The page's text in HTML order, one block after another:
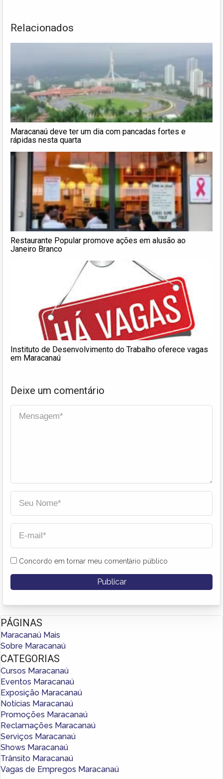
Relacionados
Maracanaú deve ter um dia com pancadas fortes e
rápidas nesta quarta
Restaurante Popular promove ações em alusão ao
Janeiro Branco
Instituto de Desenvolvimento do Trabalho oferece vagas
em Maracanaú
Deixe um comentário
Concordo em tornar meu comentário público
PÁGINAS
Maracanaú Mais
Sobre Maracanaú
CATEGORIAS
Cursos Maracanaú
Eventos Maracanaú
Exposição Maracanaú
Notícias Maracanaú
Promoções Maracanaú
Reclamações Maracanaú
Serviços Maracanaú
Shows Maracanaú
Trânsito Maracanaú
Vagas de Empregos Maracanaú